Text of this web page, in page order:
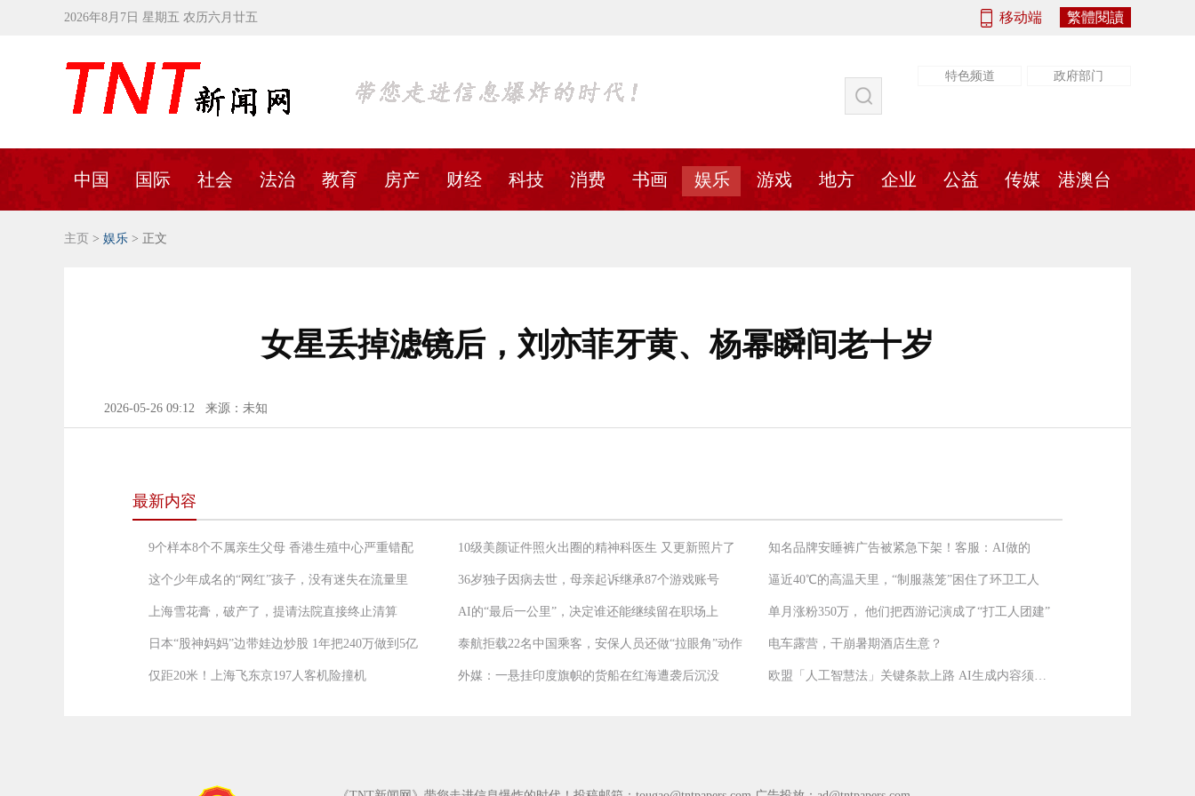
2026年8月7日 星期五 农历六月廿五 移动端 繁體閱讀
特色频道
政府部门
中国 国际 社会 法治 教育 房产 财经 科技 消费 书画 娱乐 游戏 地方 企业 公益 传媒 港澳台
主页 > 娱乐 > 正文
女星丢掉滤镜后，刘亦菲牙黄、杨幂瞬间老十岁
2026-05-26 09:12 来源：未知
最新内容
9个样本8个不属亲生父母 香港生殖中心严重错配 10级美颜证件照火出圈的精神科医生 又更新照片了 知名品牌安睡裤广告被紧急下架！客服：AI做的
这个少年成名的“网红”孩子，没有迷失在流量里 36岁独子因病去世，母亲起诉继承87个游戏账号 逼近40℃的高温天里，“制服蒸笼”困住了环卫工人
上海雪花膏，破产了，提请法院直接终止清算 AI的“最后一公里”，决定谁还能继续留在职场上 单月涨粉350万， 他们把西游记演成了“打工人团建”
日本“股神妈妈”边带娃边炒股 1年把240万做到5亿 泰航拒载22名中国乘客，安保人员还做“拉眼角”动作 电车露营，干崩暑期酒店生意？
仅距20米！上海飞东京197人客机险撞机 外媒：一悬挂印度旗帜的货船在红海遭袭后沉没 欧盟「人工智慧法」关键条款上路 AI生成内容须强制